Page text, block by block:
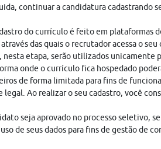
continuar a candidatura cadastrando
do currículo é feito em plataformas
das quais o recrutador acessa o
nesta etapa, serão utilizados unicamente
onde o currículo fica hospedado
de forma limitada para fins de
Ao realizar o seu cadastro, você
seja aprovado no processo seletivo,
de seus dados para fins de gestão de